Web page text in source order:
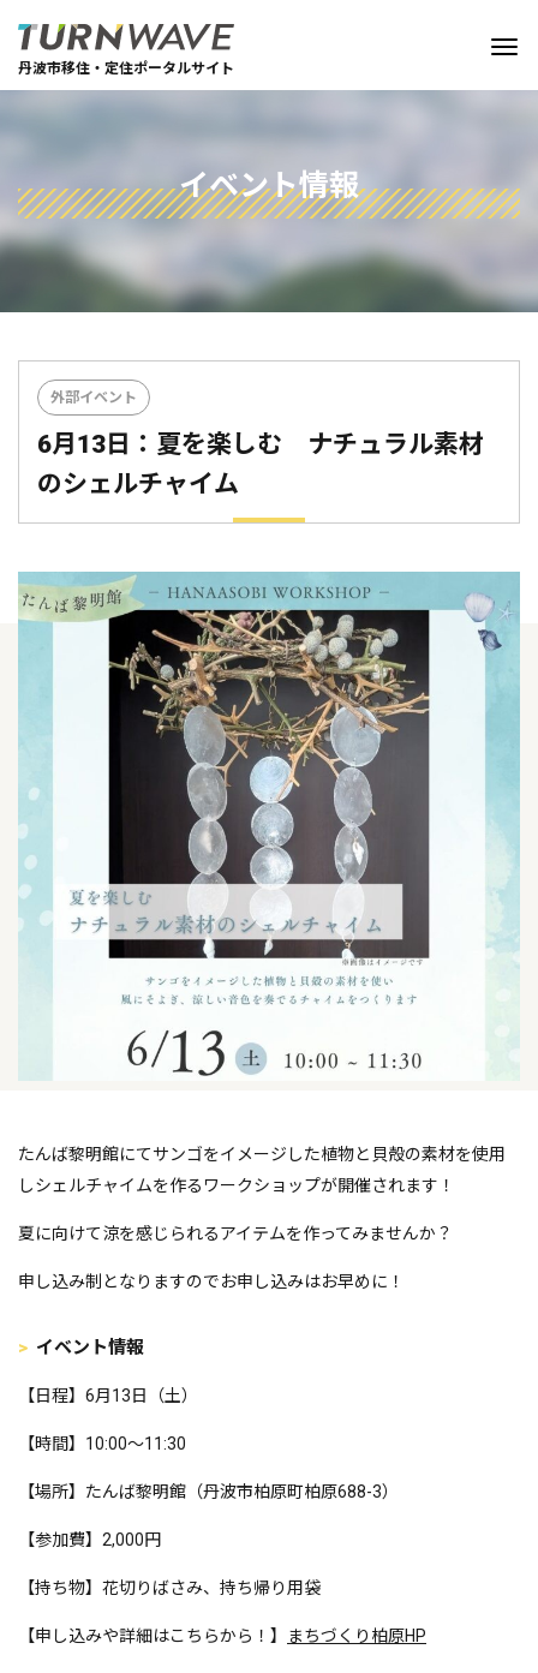
丹波市移住・定住ポータルサイト
イベント情報
外部イベント
6月13日：夏を楽しむ ナチュラル素材
のシェルチャイム
たんば黎明館にてサンゴをイメージした植物と貝殻の素材を使用
しシェルチャイムを作るワークショップが開催されます！
夏に向けて涼を感じられるアイテムを作ってみませんか？
申し込み制となりますのでお申し込みはお早めに！
イベント情報
【日程】6月13日（土）
【時間】10:00～11:30
【場所】たんば黎明館（丹波市柏原町柏原688-3）
【参加費】2,000円
【持ち物】花切りばさみ、持ち帰り用袋
【申し込みや詳細はこちらから！】 まちづくり柏原HP